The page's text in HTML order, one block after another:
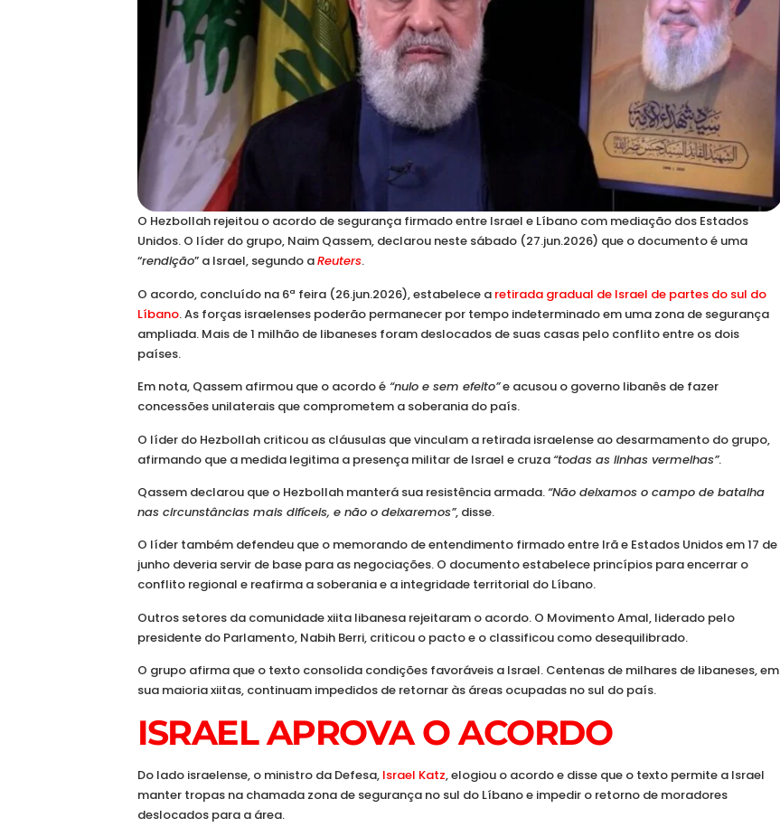
O Hezbollah rejeitou o acordo de segurança firmado entre Israel e Líbano com mediação dos Estados
Unidos. O líder do grupo, Naim Qassem, declarou neste sábado (27.jun.2026) que o documento é uma
“rendição” a Israel, segundo aReuters.
O acordo, concluído na 6ª feira (26.jun.2026), estabelece a retirada gradual de Israel de partes do sul do
Líbano. As forças israelenses poderão permanecer por tempo indeterminado em uma zona de segurança
ampliada. Mais de 1 milhão de libaneses foram deslocados de suas casas pelo conflito entre os dois
países.
Em nota, Qassem afirmou que o acordo é “nulo e sem efeito”e acusou o governo libanês de fazer
concessões unilaterais que comprometem a soberania do país.
O líder do Hezbollah criticou as cláusulas que vinculam a retirada israelense ao desarmamento do grupo,
afirmando que a medida legitima a presença militar de Israel e cruza“todas as linhas vermelhas”.
Qassem declarou que o Hezbollah manterá sua resistência armada.“Não deixamos o campo de batalha
nas circunstâncias mais difíceis, e não o deixaremos”, disse.
O líder também defendeu que o memorando de entendimento firmado entre Irã e Estados Unidos em 17 de
junho deveria servir de base para as negociações. O documento estabelece princípios para encerrar o
conflito regional e reafirma a soberania e a integridade territorial do Líbano.
Outros setores da comunidade xiita libanesa rejeitaram o acordo. O Movimento Amal, liderado pelo
presidente do Parlamento, Nabih Berri, criticou o pacto e o classificou como desequilibrado.
O grupo afirma que o texto consolida condições favoráveis a Israel. Centenas de milhares de libaneses, em
sua maioria xiitas, continuam impedidos de retornar às áreas ocupadas no sul do país.
ISRAEL APROVA O ACORDO
Do lado israelense, o ministro da Defesa, Israel Katz, elogiou o acordo e disse que o texto permite a Israel
manter tropas na chamada zona de segurança no sul do Líbano e impedir o retorno de moradores
deslocados para a área.